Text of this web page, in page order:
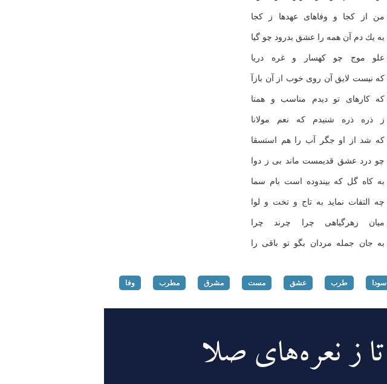
من از كجا و وفاهای عهدها ز كجا
به یك دم آن همه را عشق بدرود چو گیا
علو موج چو كهسار و غره دریا
كه نیست لایق آن روی خوب از آن بازآ
كه كارهای تو دیدم مناسب و همتا
ز ذره ذره شنیدم كه نعم مولانا
كه شد از او جگر آب را هم استسقا
چو درد عشق قدیمست ماند بی ز دوا
به كاه گل كه بیندوده است بام سما
چه التفات نماید به تاج و تخت و لوا
میان زهرگیاهی چرا چرند چرا
به جان جمله مردان بگو تو باقی را
سودا طرب عشق مست مشرق مطرب وفا